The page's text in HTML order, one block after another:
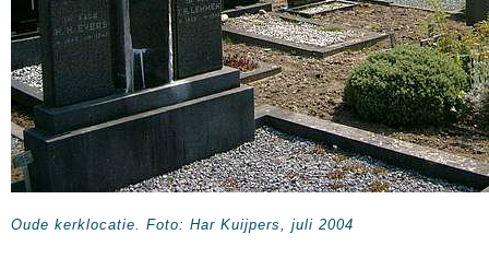
Oude kerklocatie. Foto: Har Kuijpers, juli 2004